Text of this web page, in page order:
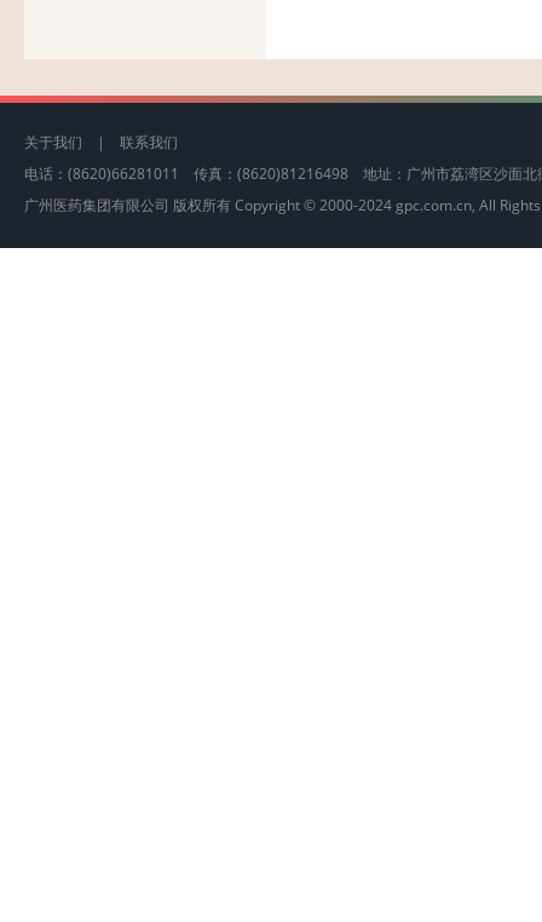
关于我们 | 联系我们
电话：(8620)66281011 传真：(8620)81216498 地址：广州市荔湾区沙
广州医药集团有限公司 版权所有 Copyright © 2000-2024 gpc.com.cn, All